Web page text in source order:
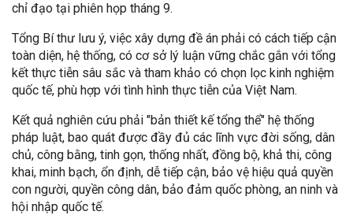
chỉ đạo tại phiên họp tháng 9.
Tổng Bí thư lưu ý, việc xây dựng đề án phải có cách tiếp cận
toàn diện, hệ thống, có cơ sở lý luận vững chắc gắn với tổng
kết thực tiễn sâu sắc và tham khảo có chọn lọc kinh nghiệm
quốc tế, phù hợp với tình hình thực tiễn của Việt Nam.
Kết quả nghiên cứu phải "bản thiết kế tổng thể" hệ thống
pháp luật, bao quát được đầy đủ các lĩnh vực đời sống, dân
chủ, công bằng, tinh gọn, thống nhất, đồng bộ, khả thi, công
khai, minh bạch, ổn định, dễ tiếp cận, bảo vệ hiệu quả quyền
con người, quyền công dân, bảo đảm quốc phòng, an ninh và
hội nhập quốc tế.